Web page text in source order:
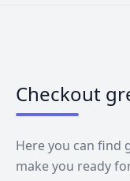
Checkout
Here you can find
make you ready